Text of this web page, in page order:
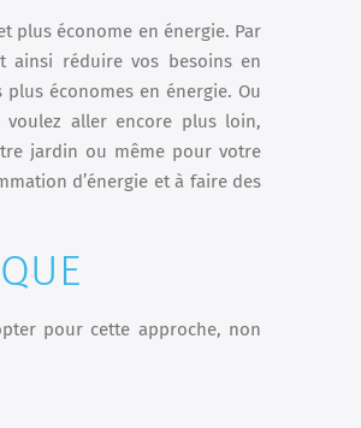
plus économe en énergie. Par
ainsi réduire vos besoins en
économes en énergie. Ou
aller encore plus loin,
jardin ou même pour votre
d’énergie et à faire des
pour cette approche, non